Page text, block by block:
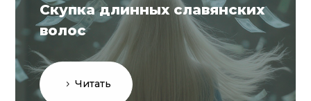
Скупка длинных славянских
волос
Читать